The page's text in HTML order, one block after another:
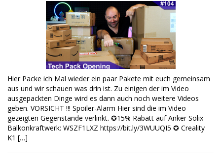
Hier Packe ich Mal wieder ein paar Pakete mit euch gemeinsam
aus und wir schauen was drin ist. Zu einigen der im Video
ausgepackten Dinge wird es dann auch noch weitere Videos
geben. VORSICHT !!! Spoiler-Alarm Hier sind die im Video
gezeigten Gegenstände verlinkt. ✪15% Rabatt auf Anker Solix
Balkonkraftwerk: WSZF1LXZ https://bit.ly/3WUUQI5 ✪ Creality
K1 […]